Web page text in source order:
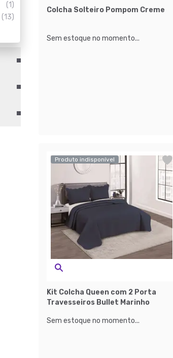
(1)
(13)
Colcha Solteiro Pompom Creme
Sem estoque no momento...
Produto indisponível
Kit Colcha Queen com 2 Porta
Travesseiros Bullet Marinho
Sem estoque no momento...